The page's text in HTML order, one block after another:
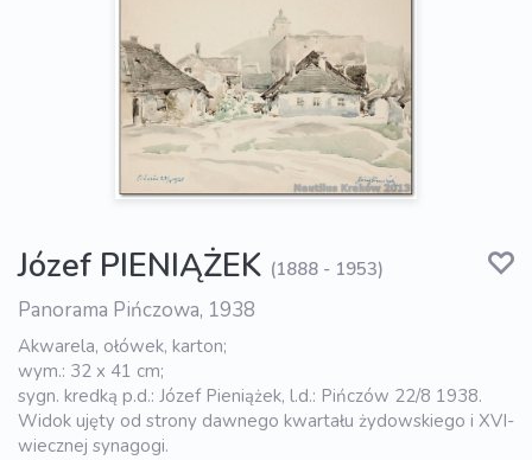
Józef PIENIĄŻEK (1888 - 1953)
Panorama Pińczowa, 1938
Akwarela, ołówek, karton;
wym.: 32 x 41 cm;
sygn. kredką p.d.: Józef Pieniążek, l.d.: Pińczów 22/8 1938.
Widok ujęty od strony dawnego kwartału żydowskiego i XVI-
wiecznej synagogi.